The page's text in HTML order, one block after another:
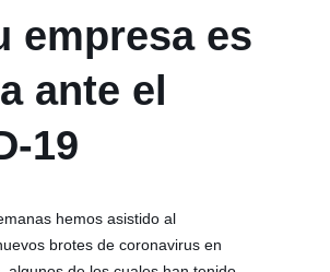
empresa es
ante el
19
hemos asistido al
brotes de coronavirus en